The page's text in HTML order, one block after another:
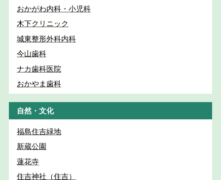
おかがわ内科・小児科
木下クリニック
城東整形外科内科
今山歯科
ナカ歯科医院
おかやま歯科
自然・文化
福島住吉緑地
新蔵公園
蓮花寺
住吉神社（住吉）